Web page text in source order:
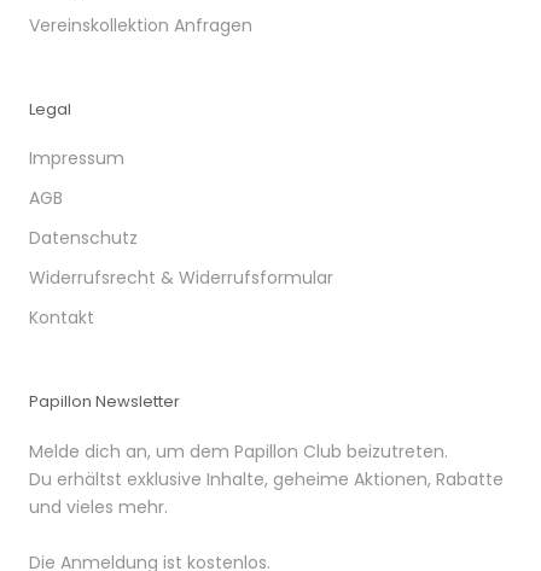
Vereinskollektion Anfragen
Legal
Impressum
AGB
Datenschutz
Widerrufsrecht & Widerrufsformular
Kontakt
Papillon Newsletter
Melde dich an, um dem Papillon Club beizutreten.
Du erhältst exklusive Inhalte, geheime Aktionen, Rabatte
und vieles mehr.
Die Anmeldung ist kostenlos.